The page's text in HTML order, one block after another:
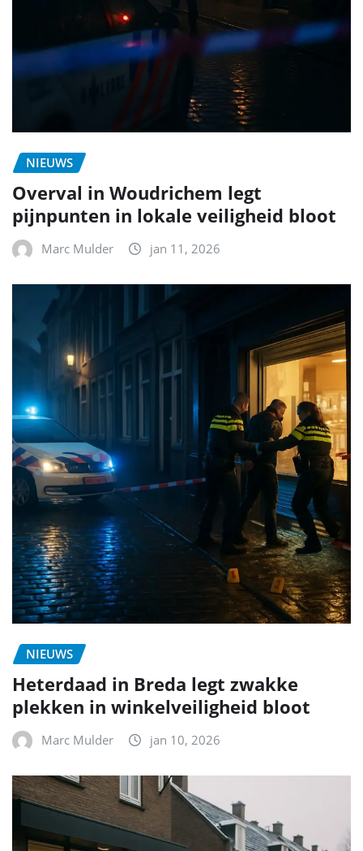
NIEUWS
Overval in Woudrichem legt
pijnpunten in lokale veiligheid bloot
Marc Mulder jan 11, 2026
NIEUWS
Heterdaad in Breda legt zwakke
plekken in winkelveiligheid bloot
Marc Mulder jan 10, 2026